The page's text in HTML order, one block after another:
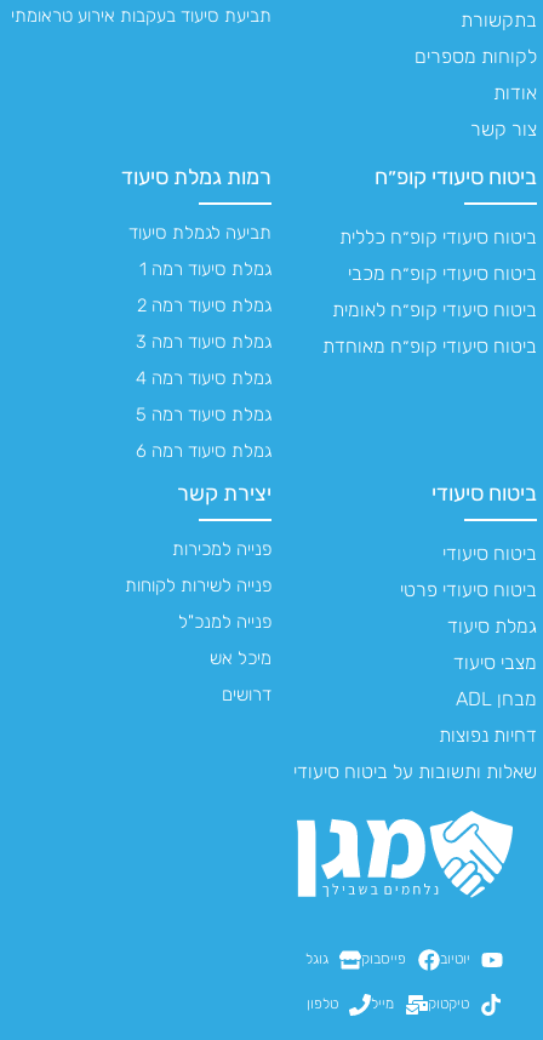
בתקשורת
לקוחות מספרים
אודות
צור קשר
תביעת סיעוד בעקבות אירוע טראומתי
ביטוח סיעודי
ביטוח סיעודי
ביטוח סיעודי פרטי
גמלת סיעוד
מצבי סיעוד
מבחן ADL
דחיות נפוצות
שאלות ותשובות על ביטוח סיעודי
ביטוח סיעודי קופ״ח
ביטוח סיעודי קופ״ח כללית
ביטוח סיעודי קופ״ח מכבי
ביטוח סיעודי קופ״ח לאומית
ביטוח סיעודי קופ״ח מאוחדת
רמות גמלת סיעוד
תביעה לגמלת סיעוד
גמלת סיעוד רמה 1
גמלת סיעוד רמה 2
גמלת סיעוד רמה 3
גמלת סיעוד רמה 4
גמלת סיעוד רמה 5
גמלת סיעוד רמה 6
יצירת קשר
פנייה למכירות
פנייה לשירות לקוחות
פנייה למנכ"ל
מיכל אש
דרושים
יוטיוב פייסבוק גוגל
טיקטוק מייל טלפון